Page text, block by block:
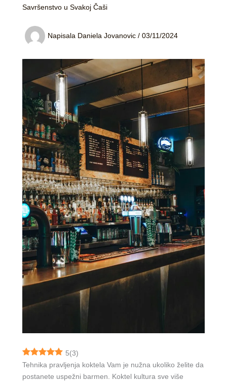
Savršenstvo u Svakoj Čaši
Napisala Daniela Jovanovic / 03/11/2024
5(3)
Tehnika pravljenja koktela Vam je nužna ukoliko želite da
postanete uspežni barmen. Koktel kultura sve više